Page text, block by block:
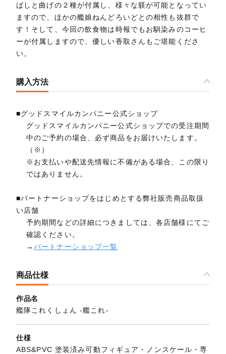
ばしと曲げの２種が付属し、様々な躾が可能となってい
ますので、ほかの艦娘ねんどろいどとの相性も抜群で
す！そして、今回の飲食物は時報でもお馴染みのコーヒ
ーが付属しますので、優しい香取さんもご堪能くださ
い。
購入方法
■グッドスマイルカンパニー公式ショップ
グッドスマイルカンパニー公式ショップでの受注期間
中のご予約の場合、必ず商品をお届けいたします。
（※）
※お支払いや配送先情報に不備がある場合、この限り
ではありません。
■パートナーショップをはじめとする弊社販売商品取扱
い店舗
予約期間などの詳細につきましては、各店舗様にてご
確認ください。
→パートナーショップ一覧
商品仕様
作品名
艦隊これくしょん ‐艦これ‐
仕様
ABS&PVC 塗装済み可動フィギュア・ノンスケール・専